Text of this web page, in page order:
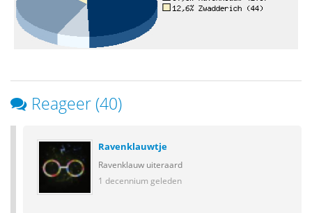
Reageer (40)
Ravenklauwtje
Ravenklauw uiteraard
1 decennium geleden